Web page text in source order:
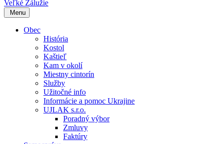
Veľké Zálužie
Menu
Obec
História
Kostol
Kaštieľ
Kam v okolí
Miestny cintorín
Služby
Užitočné info
Informácie a pomoc Ukrajine
UJLAK s.r.o.
Poradný výbor
Zmluvy
Faktúry